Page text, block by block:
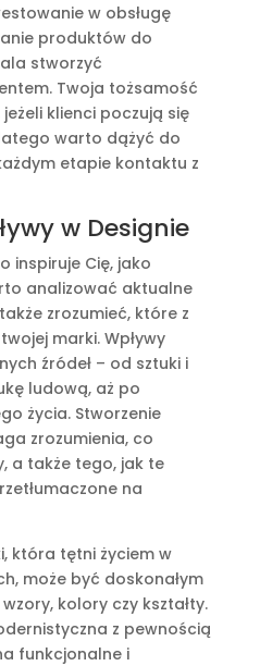
w obsługę
produktów do
stworzyć
Twoja tożsamość
klienci poczują się
warto dążyć do
etapie kontaktu z
w Designie
inspiruje Cię, jako
analizować aktualne
zrozumieć, które z
marki. Wpływy
źródeł – od sztuki i
ludową, aż po
życia. Stworzenie
zrozumienia, co
a także tego, jak te
na
która tętni życiem w
może być doskonałym
kolory czy kształty.
z pewnością
funkcjonalne i